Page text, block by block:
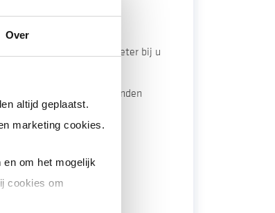
Over
altijd geplaatst.
marketing cookies.
om het mogelijk
cookies om
kan pas wanneer de meter bij u
naar een andere
van uw meterstanden